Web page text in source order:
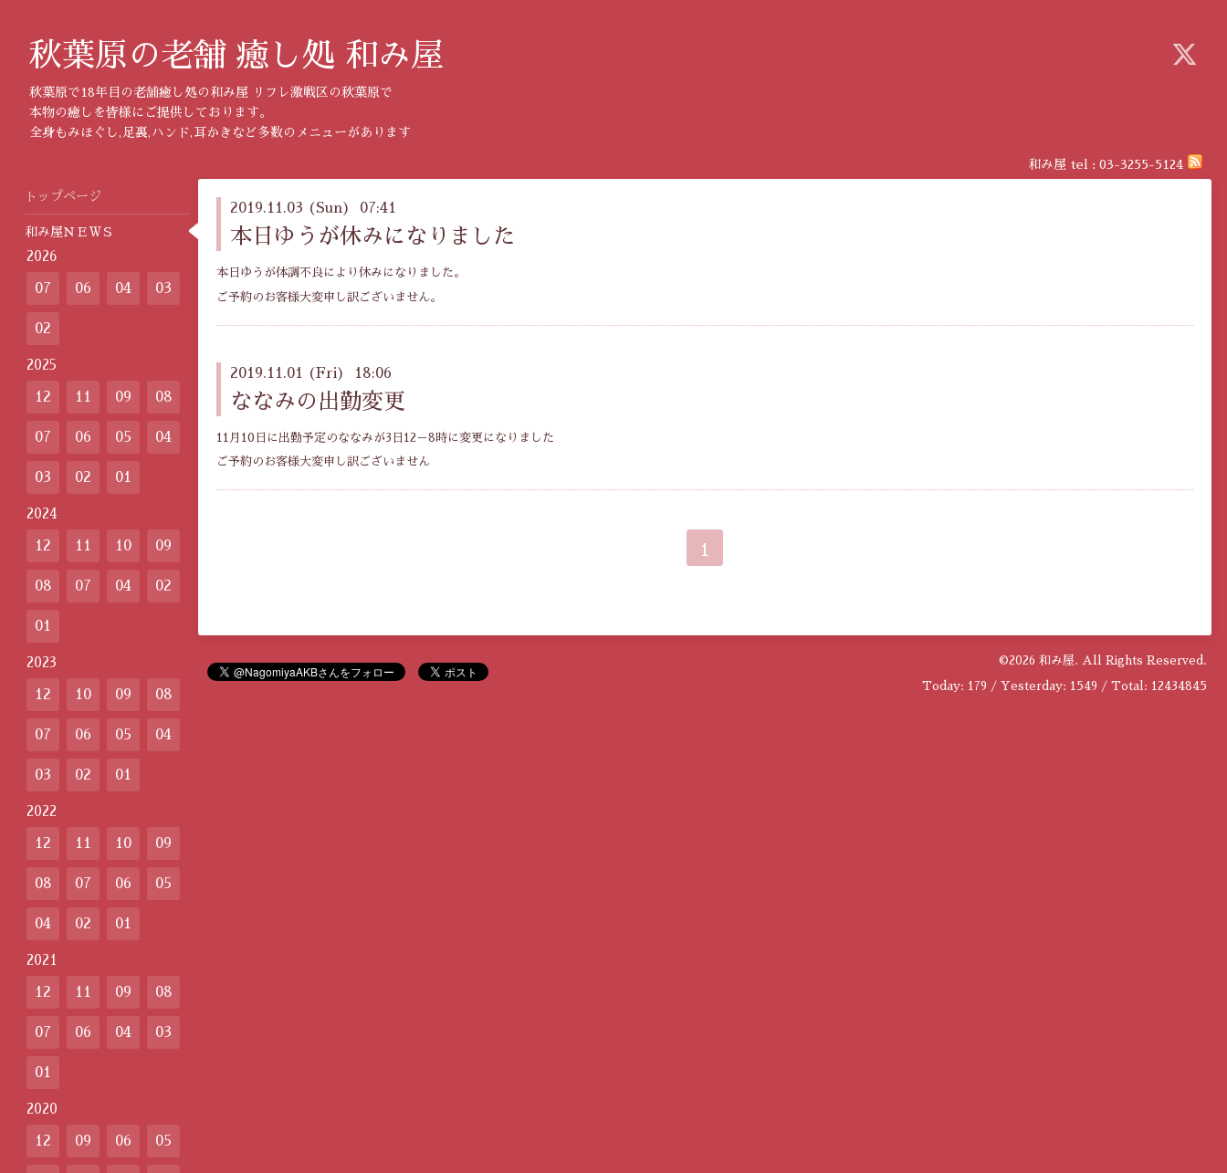
秋葉原の老舗 癒し処 和み屋
秋葉原で18年目の老舗癒し処の和み屋 リフレ激戦区の秋葉原で
本物の癒しを皆様にご提供しております。
全身もみほぐし,足裏,ハンド,耳かきなど多数のメニューがあります
和み屋 tel : 03-3255-5124
2019.11.03 (Sun) 07:41
本日ゆうが休みになりました
本日ゆうが体調不良により休みになりました。
ご予約のお客様大変申し訳ございません。
2019.11.01 (Fri) 18:06
ななみの出勤変更
11月10日に出勤予定のななみが3日12－8時に変更になりました
ご予約のお客様大変申し訳ございません
1
©2026 和み屋. All Rights Reserved.
Today: 179 / Yesterday: 1549 / Total: 12434845
トップページ
和み屋ＮＥＷＳ
2026
07 06 04 03
02
2025
12 11 09 08
07 06 05 04
03 02 01
2024
12 11 10 09
08 07 04 02
01
2023
12 10 09 08
07 06 05 04
03 02 01
2022
12 11 10 09
08 07 06 05
04 02 01
2021
12 11 09 08
07 06 04 03
01
2020
12 09 06 05